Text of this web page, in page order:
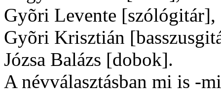
Gyõri Levente [szólógitár],
Gyõri Krisztián
Józsa Balázs [dobok].
A névválasztásban mi is -